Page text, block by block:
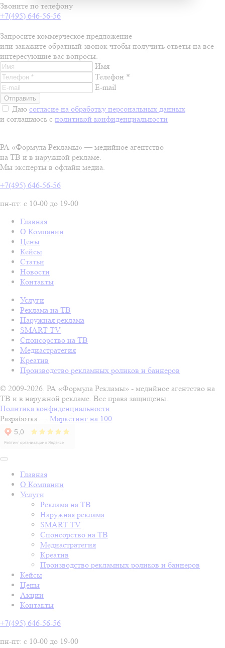
Звоните по телефону
+7(495) 646-56-56
Запросите коммерческое предложение
или закажите обратный звонок чтобы получить ответы на все
интересующие вас вопросы.
Имя
Телефон *
E-mail
Даю согласие на обработку персональных данных
и соглашаюсь с политикой конфиденциальности
РА «Формула Рекламы» — медийное агентство
на ТВ и в наружной рекламе.
Мы эксперты в офлайн медиа.
+7(495) 646-56-56
пн-пт: с 10-00 до 19-00
Главная
О Компании
Цены
Кейсы
Статьи
Новости
Контакты
Услуги
Реклама на ТВ
Наружная реклама
SMART TV
Спонсорство на ТВ
Медиастратегия
Креатив
Производство рекламных роликов и баннеров
© 2009-2026. РА «Формула Рекламы» - медийное агентство на
ТВ и в наружной рекламе. Все права защищены.
Политика конфиденциальности
Разработка — Маркетинг на 100
Главная
О Компании
Услуги
Реклама на ТВ
Наружная реклама
SMART TV
Спонсорство на ТВ
Медиастратегия
Креатив
Производство рекламных роликов и баннеров
Кейсы
Цены
Акции
Контакты
+7(495) 646-56-56
пн-пт: с 10-00 до 19-00